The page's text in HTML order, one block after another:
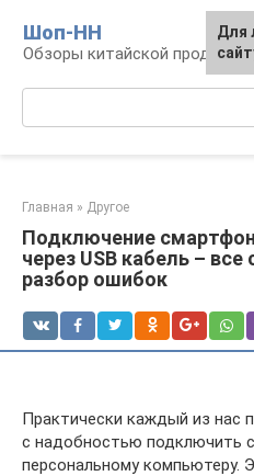
контенту
Шоп-HH
Обзоры китайской
Главная » Другое
Подключение
через USB кабель –
разбор ошибок
Практически каждый из нас
с надобностью подключить
персональному компьютеру.
Для